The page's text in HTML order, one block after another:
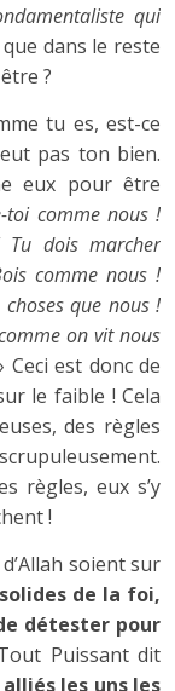
qui
dans le reste
?
tu es, est-ce
pas ton bien.
eux pour être
toi comme nous !
dois marcher
comme nous !
que nous !
on vit nous
Ceci est donc de
le faible ! Cela
des règles
règles, eux s’y
!
soient sur
de la foi,
détester pour
Puissant dit
les uns les